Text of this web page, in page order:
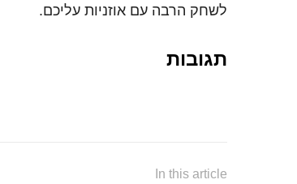
לשחק הרבה עם אוזניות עליכם.
תגובות
In this article